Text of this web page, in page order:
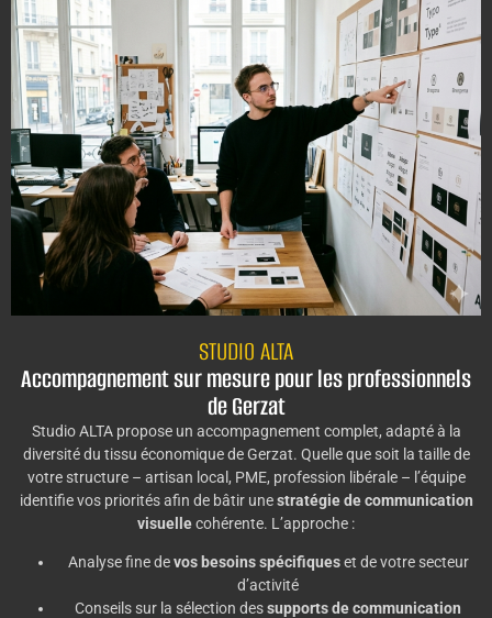
STUDIO ALTA
Accompagnement sur mesure pour les professionnels
de Gerzat
Studio ALTA propose un accompagnement complet, adapté à la
diversité du tissu économique de Gerzat. Quelle que soit la taille de
votre structure – artisan local, PME, profession libérale – l’équipe
identifie vos priorités afin de bâtir unestratégie de communication
visuellecohérente. L’approche :
Analyse fine devos besoins spécifiqueset de votre secteur
d’activité
Conseils sur la sélection dessupports de communication